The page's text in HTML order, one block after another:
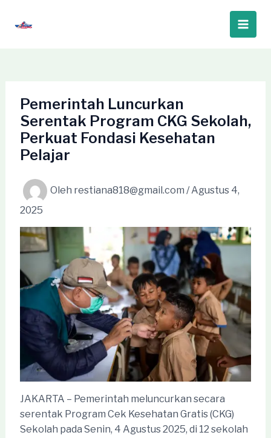
Main
Pemerintah Luncurkan
Serentak Program CKG Sekolah,
Perkuat Fondasi Kesehatan
Pelajar
Oleh restiana818@gmail.com /Agustus 4,
2025
JAKARTA – Pemerintah meluncurkan secara
serentak Program Cek Kesehatan Gratis (CKG)
Sekolah pada Senin, 4 Agustus 2025, di 12 sekolah